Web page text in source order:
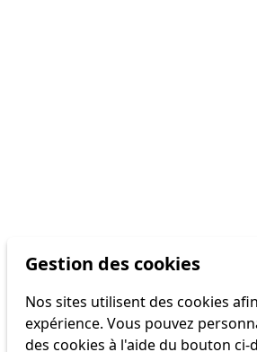
Gestion des cookies
Nos sites utilisent des cookies
expérience. Vous pouvez
des cookies à l'aide du bouton ci-